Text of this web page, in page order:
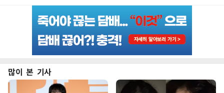
많이 본 기사